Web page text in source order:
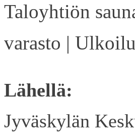
Taloyhtiön
varasto |
Lähellä:
Jyväskylän